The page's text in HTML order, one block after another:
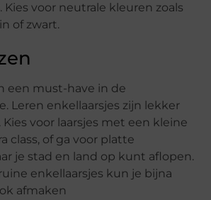
voor neutrale kleuren zoals
of zwart.
een must-have in de
Leren enkellaarsjes zijn lekker
voor laarsjes met een kleine
class, of ga voor platte
je stad en land op kunt aflopen.
enkellaarsjes kun je bijna
afmaken